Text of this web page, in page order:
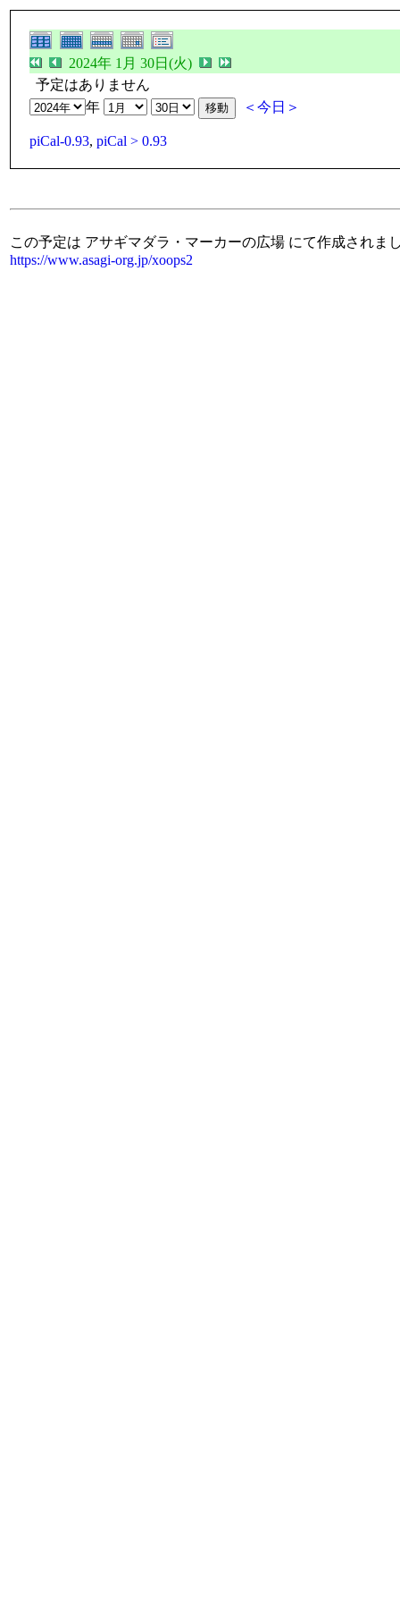
2024年 1月 30日(火)
予定はありません
年
＜今日＞
piCal-0.93, piCal > 0.93
この予定は アサギマダラ・マーカーの広場 にて作成されま
https://www.asagi-org.jp/xoops2